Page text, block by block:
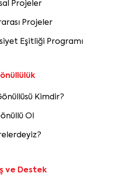
Projeler
Projeler
Eşitliği Programı
Kimdir?
Ol
ve Destek